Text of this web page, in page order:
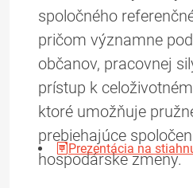
spoločného
pričom významne
občanov, pracovnej
prístup k
ktoré umožňuje
prebiehajúce
hospodárske zmeny.
Prezentácia na